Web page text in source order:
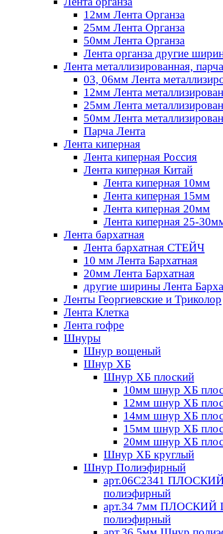
12мм Лента Органза
25мм Лента Органза
50мм Лента Органза
Лента органза другие
Лента металлизированная, парча
03, 06мм Лента
12мм Лента
25мм Лента
50мм Лента
Парча Лента
Лента киперная
Лента киперная Россия
Лента киперная Китай
Лента киперная 10мм
Лента киперная 15мм
Лента киперная 20мм
Лента киперная 25-
Лента бархатная
Лента бархатная СТЕЙЧ
10 мм Лента Бархатная
20мм Лента Бархатная
другие ширины Лента
Ленты Георгиевские и Триколор
Лента Клетка
Лента гофре
Шнуры
Шнур вощеный
Шнур ХБ
Шнур ХБ плоский
10мм шнур ХБ
12мм шнур ХБ
14мм шнур ХБ
15мм шнур ХБ
20мм шнур ХБ
Шнур ХБ круглый
Шнур Полиэфирный
арт.06С2341
полиэфирный
арт.34 7мм ПЛОСКИЙ
полиэфирный